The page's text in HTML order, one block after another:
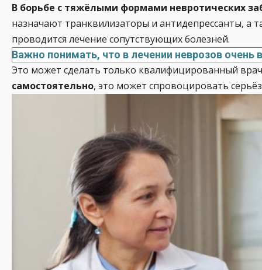
В борьбе с тяжёлыми формами невротических
назначают транквилизаторы и антидепрессанты, а
проводится лечение сопутствующих болезней.
Важно понимать, что в лечении неврозов
Это может сделать только квалифицированный
самостоятельно, это может спровоцировать